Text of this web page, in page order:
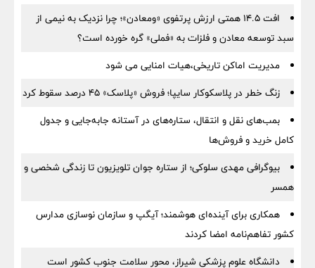
افت ۱۴.۵ همتی ارزش پرتفوی «ومعادن»؛ چرا نزدیک به نیمی از
سبد توسعه معادن و فلزات به «فملی» گره خورده است؟
مدیریت اماکن تاریخی،هیات امنایی می شود
زنگ خطر در پلاسکوکار سایپا؛ فروش «پلاسک» ۴۵ درصد سقوط کرد
بمب‌های نقل و انتقال، ستاره‌های در آستانه جابه‌جایی و جدول
کامل خرید و فروش‌ها
بیوگرافی مهدی سلوکی؛ از ستاره جوان تلویزیون تا زندگی شخصی و
همسر
همکاری برای آینده‌ای هوشمند؛ آیگپ و سازمان نوسازی مدارس
کشور تفاهم‌نامه امضا کردند
دانشگاه علوم پزشکی شیراز، محور سلامت جنوب کشور است